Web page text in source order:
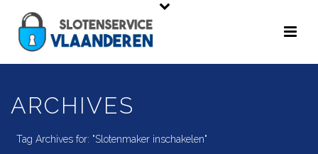
ARCHIVES
Tag Archives for: "Slotenmaker inschakelen"